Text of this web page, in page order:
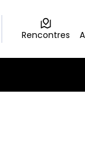
Rencontres